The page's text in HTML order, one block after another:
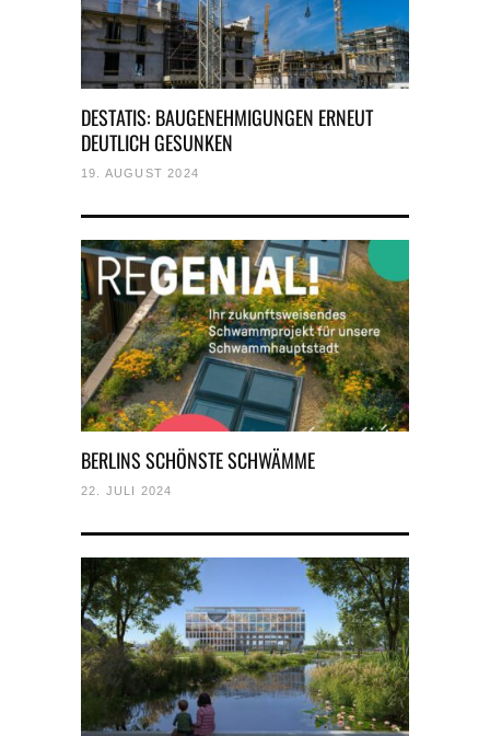
DESTATIS: BAUGENEHMIGUNGEN ERNEUT
DEUTLICH GESUNKEN
19. AUGUST 2024
BERLINS SCHÖNSTE SCHWÄMME
22. JULI 2024